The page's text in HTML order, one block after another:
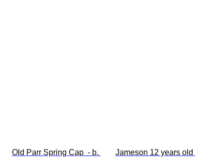
Old Parr Spring Cap  - b.
Jameson 12 years old